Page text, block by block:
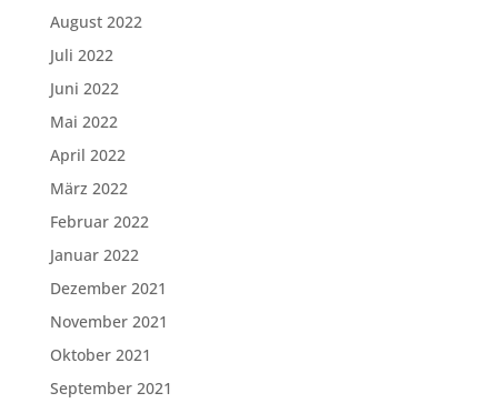
August 2022
Juli 2022
Juni 2022
Mai 2022
April 2022
März 2022
Februar 2022
Januar 2022
Dezember 2021
November 2021
Oktober 2021
September 2021